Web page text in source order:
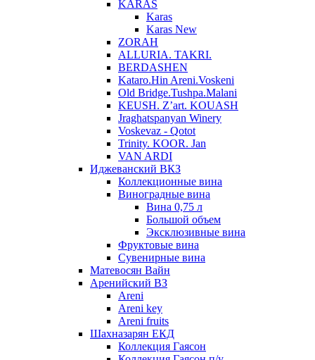
KARAS
Karas
Karas New
ZORAH
ALLURIA. TAKRI.
BERDASHEN
Kataro.Hin Areni.Voskeni
Old Bridge.Tushpa.Malani
KEUSH. Z’art. KOUASH
Jraghatspanyan Winery
Voskevaz - Qotot
Trinity. KOOR. Jan
VAN ARDI
Иджеванский ВКЗ
Коллекционные вина
Виноградные вина
Вина 0,75 л
Большой объем
Эксклюзивные вина
Фруктовые вина
Cувенирные вина
Матевосян Вайн
Аренийский ВЗ
Areni
Areni key
Areni fruits
Шахназарян ЕКД
Коллекция Гаясон